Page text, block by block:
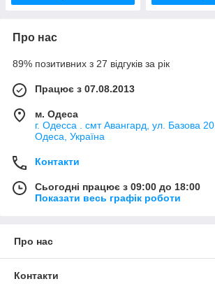
Про нас
89% позитивних з 27 відгуків за рік
Працює з 07.08.2013
м. Одеса
г. Одесса . смт Авангард, ул. Базова
Одеса, Україна
Контакти
Сьогодні працює з 09:00 до 18:00
Показати весь графік роботи
Про нас
Контакти